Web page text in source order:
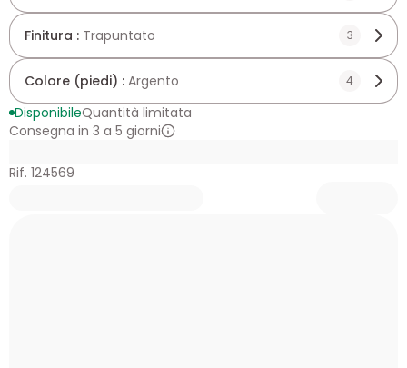
Finitura : Trapuntato 3
Colore (piedi) : Argento 4
DisponibileQuantità limitata
Consegna in 3 a 5 giorni
Rif. 124569